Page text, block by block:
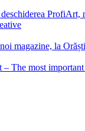
ProfiArt,
magazine, la
The most